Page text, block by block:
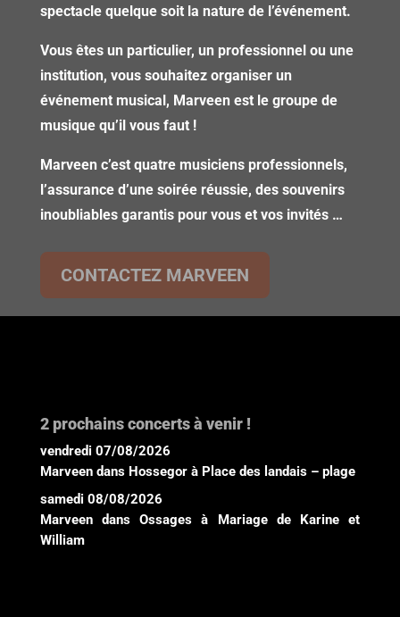
spectacle quelque soit la nature de l’événement.
Vous êtes un particulier, un professionnel ou une
institution, vous souhaitez organiser un
événement musical, Marveen est le groupe de
musique qu’il vous faut !
Marveen c’est quatre musiciens professionnels,
l’assurance d’une soirée réussie, des souvenirs
inoubliables garantis pour vous et vos invités …
CONTACTEZ MARVEEN
2 prochains concerts à venir !
vendredi 07/08/2026
Marveen dans Hossegor à Place des landais – plage
samedi 08/08/2026
Marveen dans Ossages à
Mariage de Karine et
William